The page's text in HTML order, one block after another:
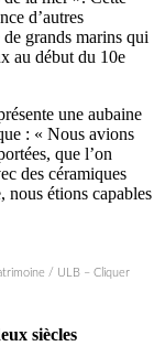
d’autres
grands marins qui
au début du 10e
une aubaine
: « Nous avions
que l’on
des céramiques
nous étions capables
/ ULB – Cliquer
siècles